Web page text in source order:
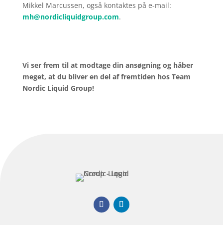
Mikkel Marcussen, også kontaktes på e-mail:
mh@nordicliquidgroup.com.
Vi ser frem til at modtage din ansøgning og håber
meget, at du bliver en del af fremtiden hos Team
Nordic Liquid Group!